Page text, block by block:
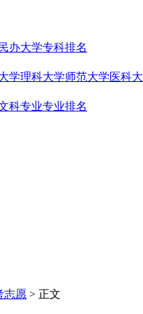
民办大学专科排名
学理科大学师范大学医科
科专业专业排名
志愿 > 正文